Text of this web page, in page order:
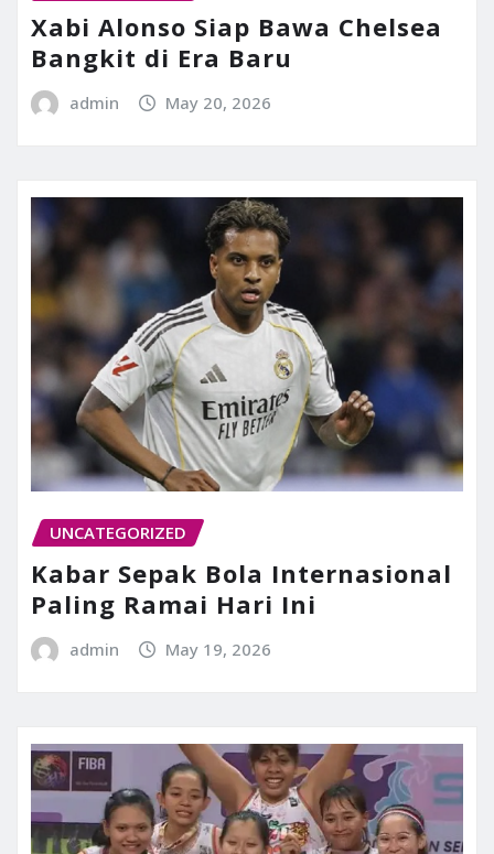
Xabi Alonso Siap Bawa Chelsea
Bangkit di Era Baru
admin May 20, 2026
UNCATEGORIZED
Kabar Sepak Bola Internasional
Paling Ramai Hari Ini
admin May 19, 2026